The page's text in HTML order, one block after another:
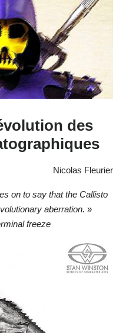
des
Nicolas Fleurier
on to say that the Callisto
aberration. »
freeze